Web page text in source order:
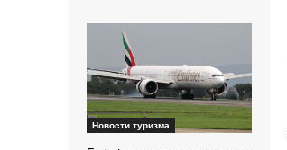
Новости туризма